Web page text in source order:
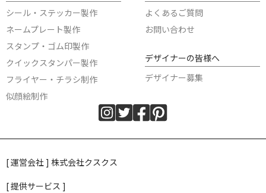
シール・ステッカー製作
ネームプレート製作
スタンプ・ゴム印製作
クイックスタンパー製作
フライヤー・チラシ制作
似顔絵制作
よくあるご質問
お問い合わせ
デザイナーの皆様へ
デザイナー募集
[ 運営会社 ] 株式会社クスクス
[ 提供サービス ]